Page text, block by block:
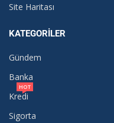
Site Haritası
KATEGORILER
Gündem
Banka
Kredi
HOT
Sigorta